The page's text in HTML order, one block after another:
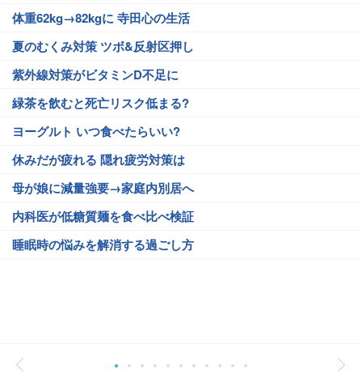
体重62kg→82kgに 寺田心の生活
夏のむくみ対策 ツボ&反射区押し
紫外線対策がビタミンD不足に
緑茶を飲むと死亡リスク低まる?
ヨーグルト いつ食べたらいい?
休みだが疲れる 隠れ疲労対策は
母が娘に減量強要→家庭内別居へ
内科医が低糖質麺を食べ比べ検証
睡眠時の悩みを解消する過ごし方